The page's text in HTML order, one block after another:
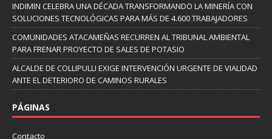
INDIMIN CELEBRA UNA DÉCADA TRANSFORMANDO LA MINERÍA CON
SOLUCIONES TECNOLÓGICAS PARA MÁS DE 4.600 TRABAJADORES
COMUNIDADES ATACAMEÑAS RECURREN AL TRIBUNAL AMBIENTAL
PARA FRENAR PROYECTO DE SALES DE POTASIO
ALCALDE DE COLLIPULLI EXIGE INTERVENCIÓN URGENTE DE VIALIDAD
ANTE EL DETERIORO DE CAMINOS RURALES
PÁGINAS
Contacto